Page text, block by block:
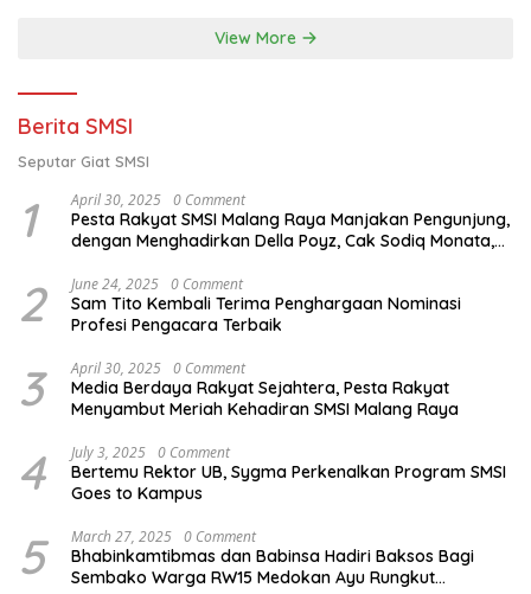
View More
Berita SMSI
Seputar Giat SMSI
1 April 30, 2025 0 Comment
Pesta Rakyat SMSI Malang Raya Manjakan Pengunjung,
dengan Menghadirkan Della Poyz, Cak Sodiq Monata,
2 June 24, 2025 0 Comment
Sam Tito Kembali Terima Penghargaan Nominasi
Profesi Pengacara Terbaik
3 April 30, 2025 0 Comment
Media Berdaya Rakyat Sejahtera, Pesta Rakyat
Menyambut Meriah Kehadiran SMSI Malang Raya
4 July 3, 2025 0 Comment
Bertemu Rektor UB, Sygma Perkenalkan Program SMSI
Goes to Kampus
5 March 27, 2025 0 Comment
Bhabinkamtibmas dan Babinsa Hadiri Baksos Bagi
Sembako Warga RW15 Medokan Ayu Rungkut